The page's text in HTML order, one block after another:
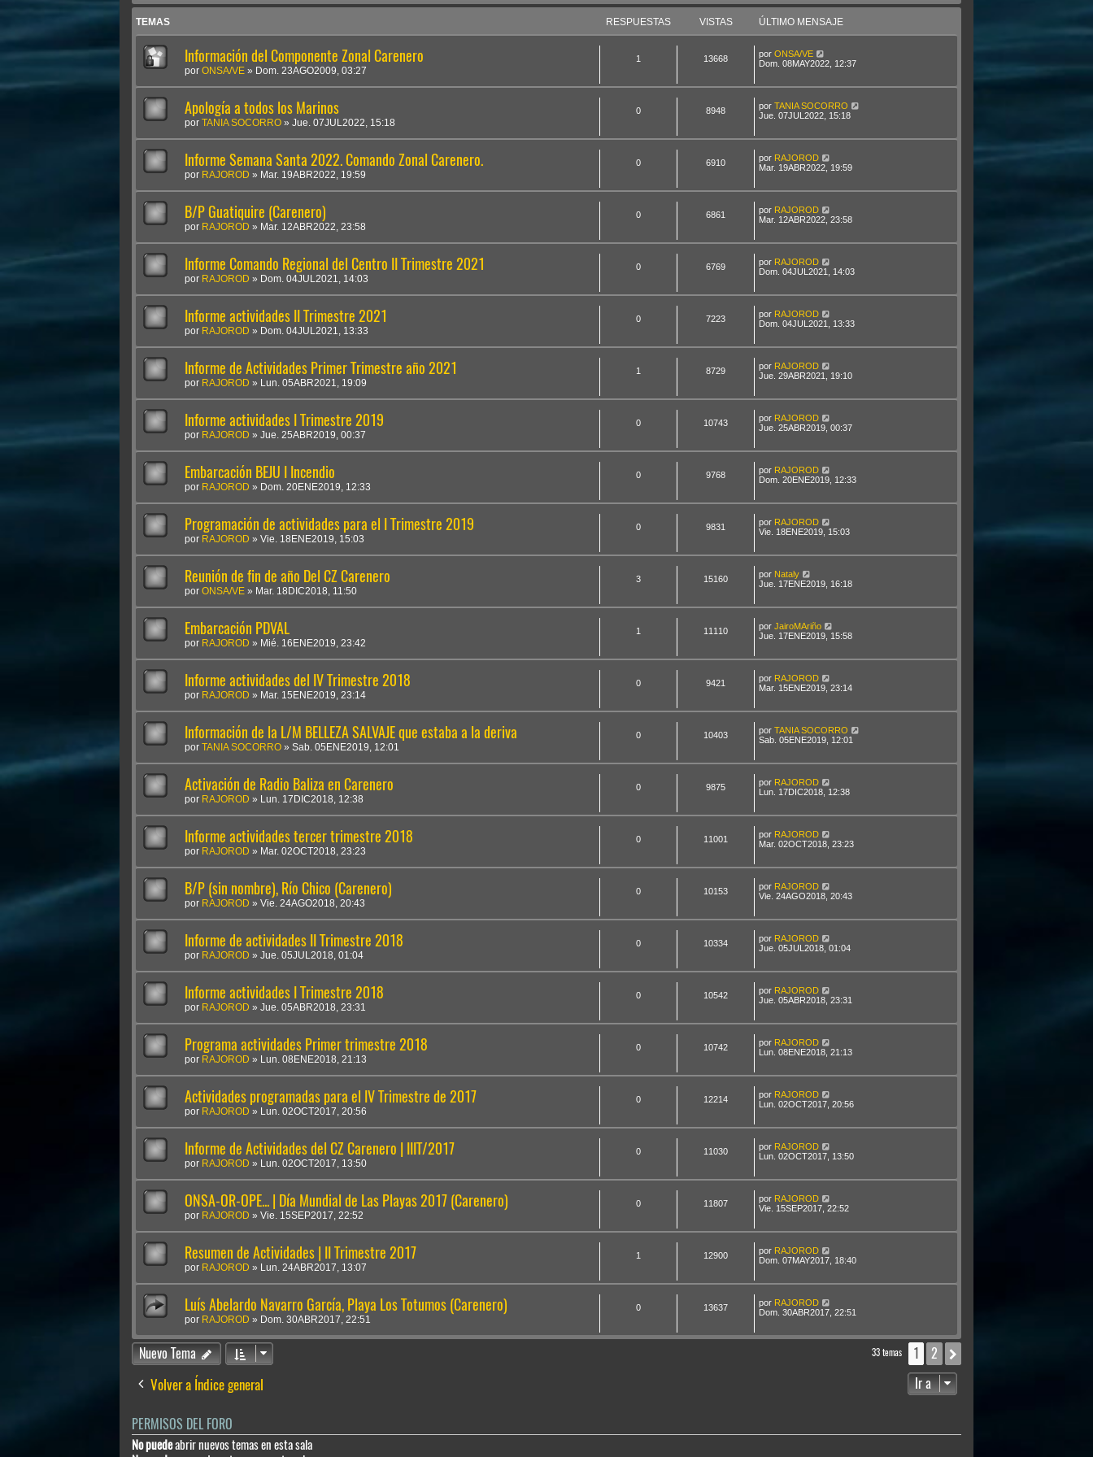
TEMAS RESPUESTAS VISTAS ÚLTIMO MENSAJE
Información del Componente Zonal Carenero
por ONSA/VE » Dom. 23AGO2009, 03:27
1 13668 por ONSA/VE
Dom. 08MAY2022, 12:37
Apología a todos los Marinos
por TANIA SOCORRO » Jue. 07JUL2022, 15:18
0 8948 por TANIA SOCORRO
Jue. 07JUL2022, 15:18
Informe Semana Santa 2022. Comando Zonal Carenero.
por RAJOROD » Mar. 19ABR2022, 19:59
0 6910 por RAJOROD
Mar. 19ABR2022, 19:59
B/P Guatiquire (Carenero)
por RAJOROD » Mar. 12ABR2022, 23:58
0 6861 por RAJOROD
Mar. 12ABR2022, 23:58
Informe Comando Regional del Centro II Trimestre 2021
por RAJOROD » Dom. 04JUL2021, 14:03
0 6769 por RAJOROD
Dom. 04JUL2021, 14:03
Informe actividades II Trimestre 2021
por RAJOROD » Dom. 04JUL2021, 13:33
0 7223 por RAJOROD
Dom. 04JUL2021, 13:33
Informe de Actividades Primer Trimestre año 2021
por RAJOROD » Lun. 05ABR2021, 19:09
1 8729 por RAJOROD
Jue. 29ABR2021, 19:10
Informe actividades I Trimestre 2019
por RAJOROD » Jue. 25ABR2019, 00:37
0 10743 por RAJOROD
Jue. 25ABR2019, 00:37
Embarcación BEJU I Incendio
por RAJOROD » Dom. 20ENE2019, 12:33
0 9768 por RAJOROD
Dom. 20ENE2019, 12:33
Programación de actividades para el I Trimestre 2019
por RAJOROD » Vie. 18ENE2019, 15:03
0 9831 por RAJOROD
Vie. 18ENE2019, 15:03
Reunión de fin de año Del CZ Carenero
por ONSA/VE » Mar. 18DIC2018, 11:50
3 15160 por Nataly
Jue. 17ENE2019, 16:18
Embarcación PDVAL
por RAJOROD » Mié. 16ENE2019, 23:42
1 11110 por JairoMAriño
Jue. 17ENE2019, 15:58
Informe actividades del IV Trimestre 2018
por RAJOROD » Mar. 15ENE2019, 23:14
0 9421 por RAJOROD
Mar. 15ENE2019, 23:14
Información de la L/M BELLEZA SALVAJE que estaba a la deriva
por TANIA SOCORRO » Sab. 05ENE2019, 12:01
0 10403 por TANIA SOCORRO
Sab. 05ENE2019, 12:01
Activación de Radio Baliza en Carenero
por RAJOROD » Lun. 17DIC2018, 12:38
0 9875 por RAJOROD
Lun. 17DIC2018, 12:38
Informe actividades tercer trimestre 2018
por RAJOROD » Mar. 02OCT2018, 23:23
0 11001 por RAJOROD
Mar. 02OCT2018, 23:23
B/P (sin nombre), Río Chico (Carenero)
por RAJOROD » Vie. 24AGO2018, 20:43
0 10153 por RAJOROD
Vie. 24AGO2018, 20:43
Informe de actividades II Trimestre 2018
por RAJOROD » Jue. 05JUL2018, 01:04
0 10334 por RAJOROD
Jue. 05JUL2018, 01:04
Informe actividades I Trimestre 2018
por RAJOROD » Jue. 05ABR2018, 23:31
0 10542 por RAJOROD
Jue. 05ABR2018, 23:31
Programa actividades Primer trimestre 2018
por RAJOROD » Lun. 08ENE2018, 21:13
0 10742 por RAJOROD
Lun. 08ENE2018, 21:13
Actividades programadas para el IV Trimestre de 2017
por RAJOROD » Lun. 02OCT2017, 20:56
0 12214 por RAJOROD
Lun. 02OCT2017, 20:56
Informe de Actividades del CZ Carenero | IIIT/2017
por RAJOROD » Lun. 02OCT2017, 13:50
0 11030 por RAJOROD
Lun. 02OCT2017, 13:50
ONSA-OR-OPE... | Día Mundial de Las Playas 2017 (Carenero)
por RAJOROD » Vie. 15SEP2017, 22:52
0 11807 por RAJOROD
Vie. 15SEP2017, 22:52
Resumen de Actividades | II Trimestre 2017
por RAJOROD » Lun. 24ABR2017, 13:07
1 12900 por RAJOROD
Dom. 07MAY2017, 18:40
Luís Abelardo Navarro García, Playa Los Totumos (Carenero)
por RAJOROD » Dom. 30ABR2017, 22:51
0 13637 por RAJOROD
Dom. 30ABR2017, 22:51
Nuevo Tema 33 temas 1 2
Volver a Índice general Ir a
PERMISOS DEL FORO
No puedeabrir nuevos temas en esta sala